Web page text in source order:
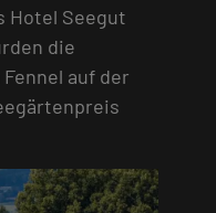
Hotel Seegut
die
auf der